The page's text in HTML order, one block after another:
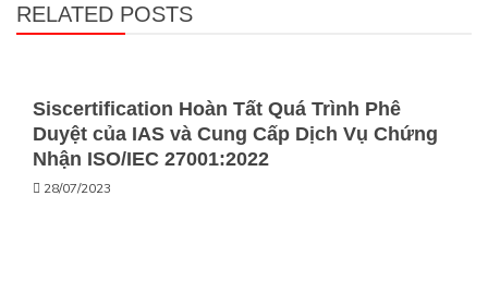
RELATED POSTS
Siscertification Hoàn Tất Quá Trình Phê
Duyệt của IAS và Cung Cấp Dịch Vụ Chứng
Nhận ISO/IEC 27001:2022
28/07/2023